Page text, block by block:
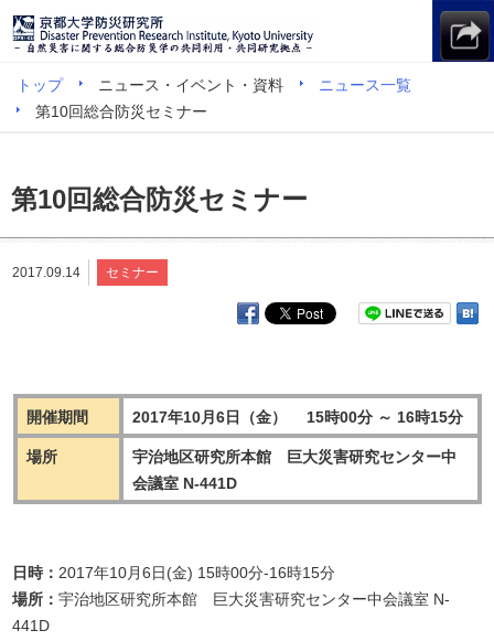
トップ ニュース・イベント・資料
ニュース一覧
第10回総合防災セミナー
第10回総合防災セミナー
2017.09.14 セミナー
開催期間 2017年10月6日（金） 15時00分 ～ 16時15分
場所
宇治地区研究所本館 巨大災害研究センター中
会議室 N-441D
日時： 2017年10月6日(金) 15時00分-16時15分
場所：宇治地区研究所本館 巨大災害研究センター中会議室 N-
441D